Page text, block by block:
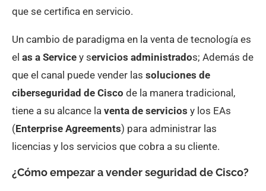
que se certifica en servicio.
Un cambio de paradigma en la venta de tecnología es
el as a Service y servicios administrados; Además de
que el canal puede vender las soluciones de
ciberseguridad de Cisco de la manera tradicional,
tiene a su alcance la venta de servicios y los EAs
(Enterprise Agreements) para administrar las
licencias y los servicios que cobra a su cliente.
¿Cómo empezar a vender seguridad de Cisco?